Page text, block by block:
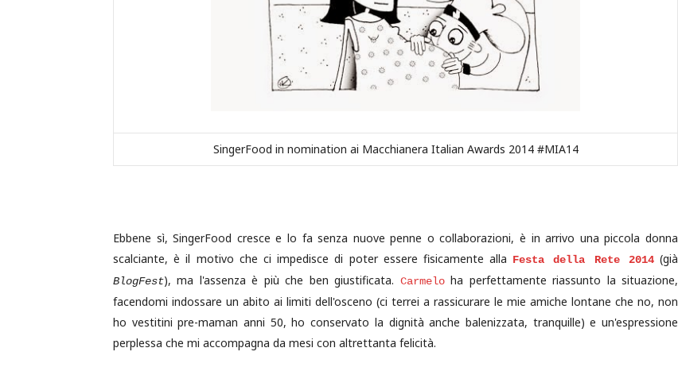
SingerFood in nomination ai Macchianera Italian Awards 2014 #MIA14
Ebbene sì, SingerFood cresce e lo fa senza nuove penne o collaborazioni, è in arrivo una piccola donna
scalciante, è il motivo che ci impedisce di poter essere fisicamente alla Festa della Rete 2014(già
BlogFest), ma l'assenza è più che ben giustificata. Carmeloha perfettamente riassunto la situazione,
facendomi indossare un abito ai limiti dell'osceno (ci terrei a rassicurare le mie amiche lontane che no, non
ho vestitini pre-maman anni 50, ho conservato la dignità anche balenizzata, tranquille) e un'espressione
perplessa che mi accompagna da mesi con altrettanta felicità.